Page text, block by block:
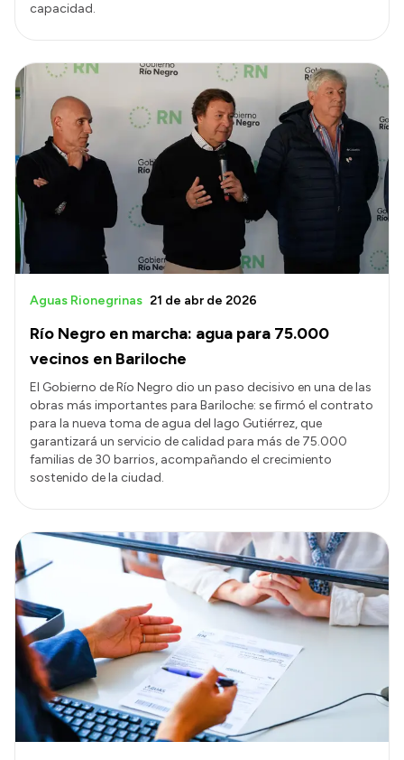
capacidad.
Río Negro en marcha: agua para 75.000
vecinos en Bariloche
Aguas Rionegrinas 21 de abr de 2026
El Gobierno de Río Negro dio un paso decisivo en una de las
obras más importantes para Bariloche: se firmó el contrato
para la nueva toma de agua del lago Gutiérrez, que
garantizará un servicio de calidad para más de 75.000
familias de 30 barrios, acompañando el crecimiento
sostenido de la ciudad.